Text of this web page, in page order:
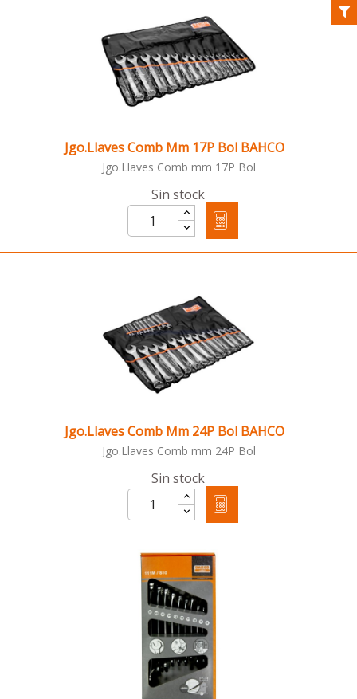
Jgo.Llaves Comb Mm 17P Bol BAHCO
Jgo.Llaves Comb mm 17P Bol
Sin stock
Jgo.Llaves Comb Mm 24P Bol BAHCO
Jgo.Llaves Comb mm 24P Bol
Sin stock